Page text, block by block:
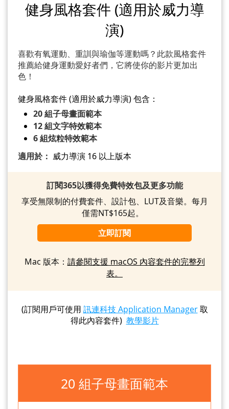
健身風格套件 (適用於威力導
演)
喜歡有氧運動、重訓與瑜伽等運動嗎？此款風格套件
推薦給健身運動愛好者們，它將使你的影片更加出
色！
健身風格套件 (適用於威力導演) 包含：
20 組子母畫面範本
12 組文字特效範本
6 組炫粒特效範本
適用於： 威力導演 16 以上版本
訂閱365以獲得免費特效包及更多功能
享受無限制的付費套件、設計包、LUT及音樂。每月
僅需NT$165起。
立即訂閱
Mac 版本： 請參閱支援 macOS 內容套件的完整列
表。
(訂閱用戶可使用 訊連科技 Application Manager取
得此內容套件) 教學影片
20 組子母畫面範本